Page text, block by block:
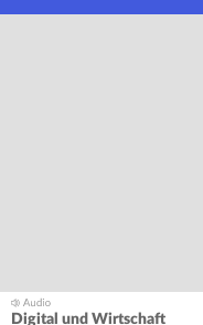
Digital und Wirtschaft